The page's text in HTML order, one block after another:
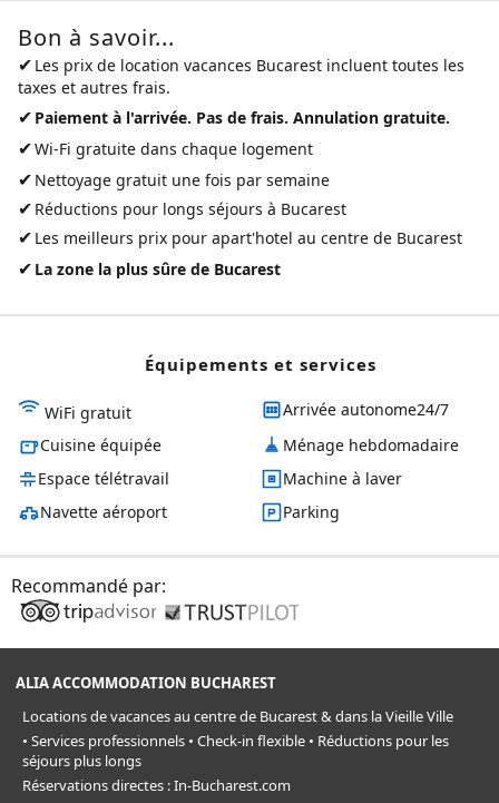
Bon à savoir...
✔ Les prix de location vacances Bucarest incluent toutes les
taxes et autres frais.
✔ Paiement à l'arrivée. Pas de frais. Annulation gratuite.
✔Wi-Fi gratuite dans chaque logement
✔ Nettoyage gratuit une fois par semaine
✔ Réductions pour longs séjours à Bucarest
✔ Les meilleurs prix pour apart'hotel au centre de Bucarest
✔ La zone la plus sûre de Bucarest
Équipements et services
WiFi gratuit
Arrivée autonome24/7
Cuisine équipée
Ménage hebdomadaire
Espace télétravail
Machine à laver
Navette aéroport
Parking
Recommandé par:
ALIA ACCOMMODATION BUCHAREST
Locations de vacances au centre de Bucarest & dans la Vieille Ville
• Services professionnels • Check-in flexible • Réductions pour les
séjours plus longs
Réservations directes : In-Bucharest.com